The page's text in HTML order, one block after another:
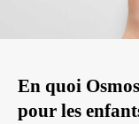
En quoi
pour les